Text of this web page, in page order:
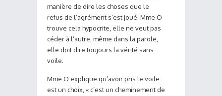
manière de dire les choses que le
refus de l’agrément s’est joué. Mme O
trouve cela hypocrite, elle ne veut pas
céder à l’autre, même dans la parole,
elle doit dire toujours la vérité sans
voile.
Mme O explique qu’avoir pris le voile
est un choix, « c’est un cheminement de